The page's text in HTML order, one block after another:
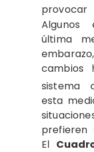
provocar
Algunos
última
cambios
sistema
esta
prefieren
El